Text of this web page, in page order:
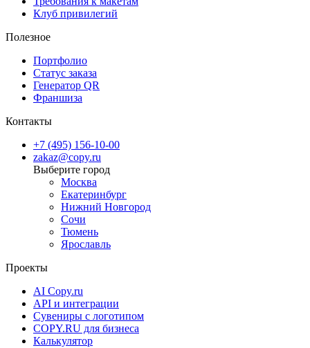
Copy.ru обеспечивает полный цикл — от печати до сборки,
предлагая качественное решение для любой презентации или
Клуб привилегий
Полезное
Портфолио
Статус заказа
Генератор QR
Франшиза
Контакты
+7 (495) 156-10-00
zakaz@copy.ru
Москва
Екатеринбург
Нижний Новгород
Сочи
Тюмень
Ярославль
Проекты
AI Copy.ru
API и интеграции
Сувениры с логотипом
COPY.RU для бизнеса
Калькулятор